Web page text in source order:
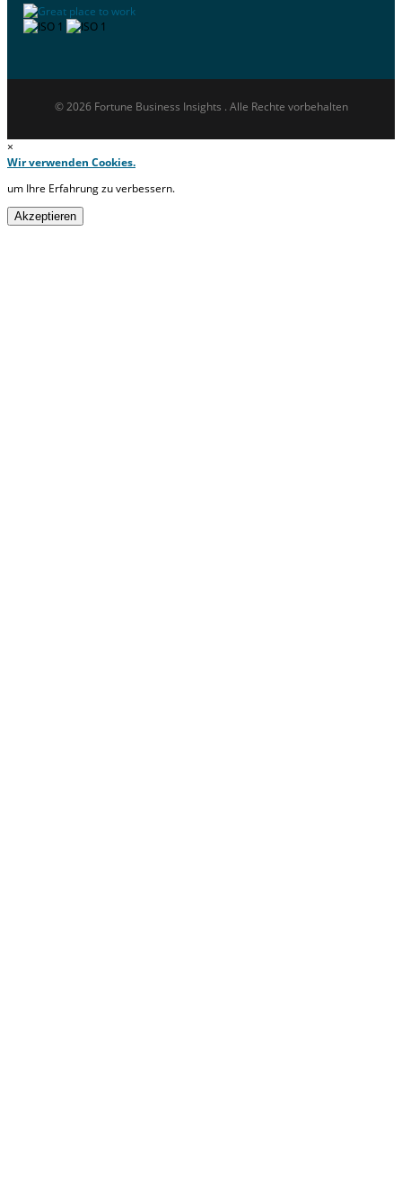
© 2026 Fortune Business Insights . Alle Rechte vorbehalten
×
Wir verwenden Cookies.
um Ihre Erfahrung zu verbessern.
Akzeptieren